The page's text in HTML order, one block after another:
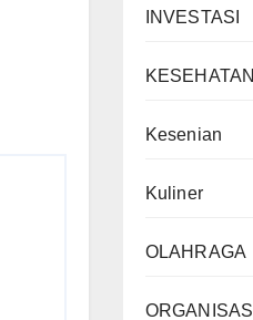
INVESTASI
KESEHATAN
Kesenian
Kuliner
OLAHRAGA
ORGANISASI